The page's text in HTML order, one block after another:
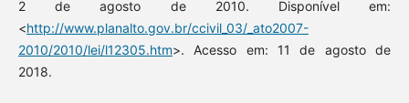
2 de agosto de 2010. Disponível em:
<http://www.planalto.gov.br/ccivil_03/_ato2007-
2010/2010/lei/l12305.htm>. Acesso em: 11 de agosto de
2018.